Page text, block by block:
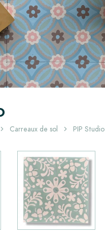
Carreaux de sol PIP Studio